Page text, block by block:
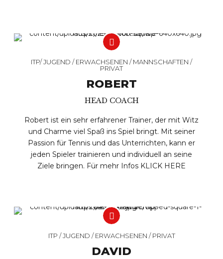
ITP/ JUGEND / ERWACHSENEN / MANNSCHAFTEN /
PRIVAT
ROBERT
HEAD COACH
Robert ist ein sehr erfahrener Trainer, der mit Witz
und Charme viel Spaß ins Spiel bringt. Mit seiner
Passion für Tennis und das Unterrichten, kann er
jeden Spieler trainieren und individuell an seine
Ziele bringen. Für mehr Infos KLICK HERE
ITP / JUGEND / ERWACHSENEN / PRIVAT
DAVID